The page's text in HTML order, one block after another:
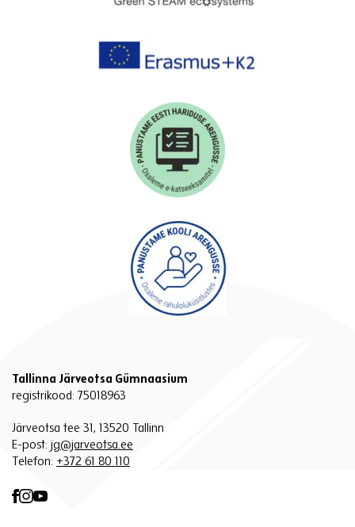
Tallinna Järveotsa Gümnaasium
registrikood: 75018963
Järveotsa tee 31, 13520 Tallinn
E-post: jg@jarveotsa.ee
Telefon: +372 61 80 110